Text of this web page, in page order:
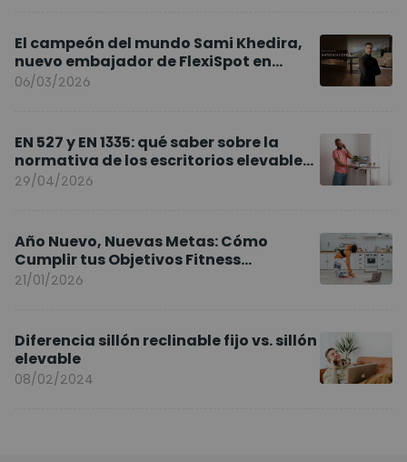
El campeón del mundo Sami Khedira,
nuevo embajador de FlexiSpot en
Europa
06/03/2026
EN 527 y EN 1335: qué saber sobre la
normativa de los escritorios elevables
y sillas ergonómicas
29/04/2026
Año Nuevo, Nuevas Metas: Cómo
Cumplir tus Objetivos Fitness
Entrenando en Casa
21/01/2026
Diferencia sillón reclinable fijo vs. sillón
elevable
08/02/2024